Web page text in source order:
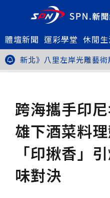
體壇新聞 運彩學堂 休閒
金牌搖籃驚傳「球荒」
中，捐贈 1800 顆羽球助
台中》15分鐘的診療，
跨海義診13年
新北》八里左岸光雕藝
打造夏夜光影盛宴
台中》中聯油脂案釀全
適圈」祕笈
台中》食安風暴擴大 中
防治理平台」等3主張
台中》中山醫大攜手新創
眼用鏡片」等13項臨床
高雄》啟用近30年迎來
站改造完工啟用
縮短藥效等待期！中山附
小時內見效、助重症患者
台北》首創水資源循環
正式啟用
專題人物》我不是會長
藝術治療走出多年陰霾
台中》強颱巴威逼近 中
台中》中捷聯名VTuber
跨海攜手印
雄下酒菜料
「印揪香」
味對決